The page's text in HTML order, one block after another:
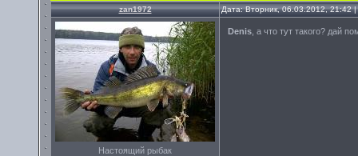
zan1972 Дата: Вторник, 06.03.2012, 21:42
Настоящий рыбак
Denis , а что тут такого? дай